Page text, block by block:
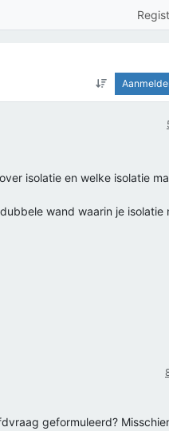
isolatie en welke isolatie
wand waarin je isolatie
geformuleerd?